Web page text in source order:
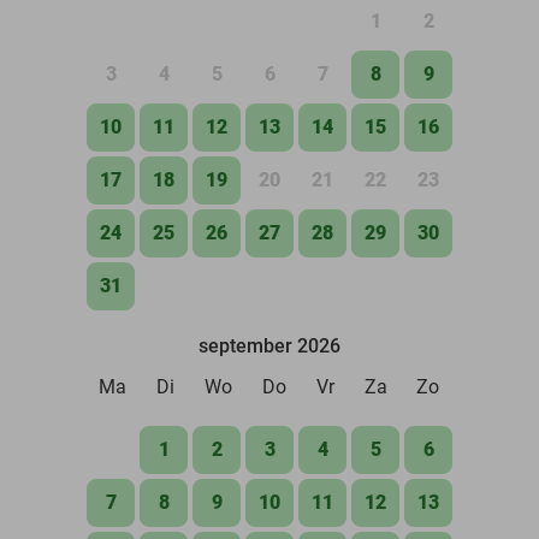
1 2
3 4 5 6 7 8 9
10 11 12 13 14 15 16
17 18 19 20 21 22 23
24 25 26 27 28 29 30
31
september 2026
Ma
Di Wo Do Vr Za Zo
1 2 3 4 5 6
7 8 9 10 11 12 13